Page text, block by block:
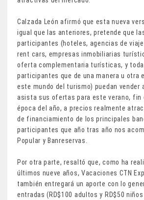
Calzada León afirmó que esta nueva
igual que las anteriores, pretende que
participantes (hoteles, agencias de
rent cars, empresas inmobiliarias
oferta complementaria turísticas, y
participantes que de una manera u otra
este mundo del turismo) puedan vender
asista sus ofertas para este verano, fin
época del año, a precios realmente
de financiamiento de los principales
participantes que año tras año nos
Popular y Banreservas.
Por otra parte, resaltó que, como ha
últimos nueve años, Vacaciones CTN
también entregará un aporte con lo
entradas (RD$100 adultos y RD$50